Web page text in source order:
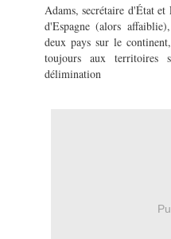
Adams, secrétaire d'État
d'Espagne (alors
deux pays sur le
toujours aux
délimination